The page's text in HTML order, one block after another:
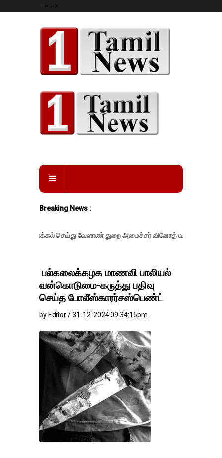
--> -->
Breaking News :
செய்து வேளாண் துறை அமைச்சர் வினோத் வாசித்து வருகிறார். �.
பல்கலைக்கழக மாணவி பாலியல்
வன்கொடுமை-கருத்து பதிவு
செய்த போலீஸ்காரர்சஸ்பெண்ட்
by Editor / 31-12-2024 09:34:15pm